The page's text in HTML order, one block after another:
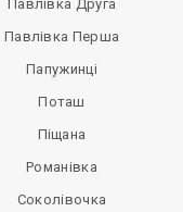
Павлівка Друга
Павлівка Перша
Папужинці
Поташ
Піщана
Романівка
Соколівочка